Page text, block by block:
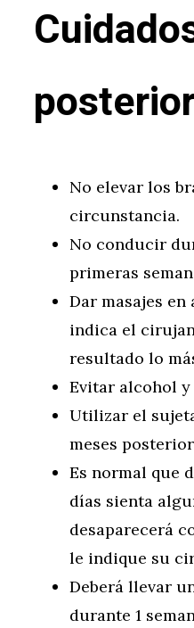
No elevar los
circunstancia.
No conducir
primeras
Dar masajes en
indica el
resultado lo
Evitar alcohol y
Utilizar el
meses
Es normal que
días sienta
desaparecerá
le indique su
Deberá llevar
durante 1